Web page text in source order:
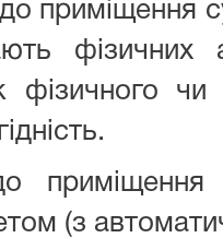
приміщення
фізичного чи
приміщення
(з